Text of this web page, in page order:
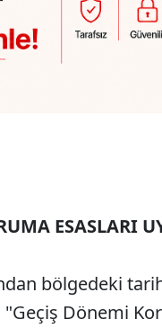
ESASLARI
bölgedeki
"Geçiş Dönemi